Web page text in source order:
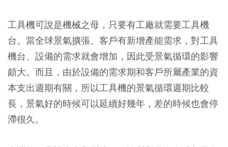
工具機可說是機械之母，只要有工廠就需要工具機
台。當全球景氣擴張、客戶有新增產能需求，對工具
機台、設備的需求就會增加，因此受景氣循環的影響
頗大。而且，由於設備的需求期和客戶所屬產業的資
本支出週期有關，所以工具機的景氣循環週期比較
長，景氣好的時候可以延續好幾年，差的時候也會停
滯很久。